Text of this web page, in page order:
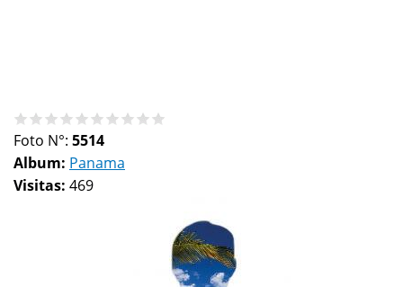
Foto N°: 5514
Album: Panama
Visitas: 469